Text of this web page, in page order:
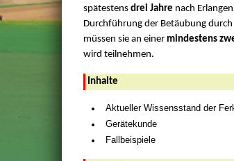
spätestens drei Jahre nach
Durchführung der Betäubung
müssen sie an einer mindestens
wird teilnehmen.
Inhalte
Aktueller Wissensstand der
Gerätekunde
Fallbeispiele